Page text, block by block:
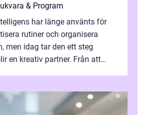
& Program
har länge använts för
rutiner och organisera
men idag tar den ett steg
en kreativ partner. Från att